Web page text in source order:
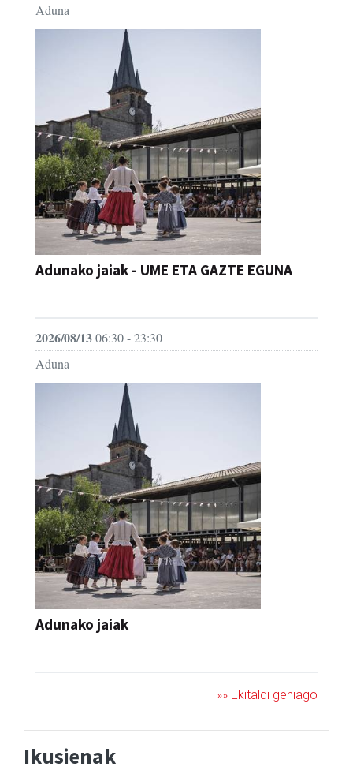
Aduna
Adunako jaiak - UME ETA GAZTE EGUNA
2026/08/1306:30 - 23:30
Aduna
Adunako jaiak
»» Ekitaldi gehiago
Ikusienak